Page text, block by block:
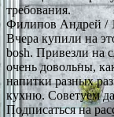
требования.
Филипов Андрей/
Вчера купили на
bosh. Привезли на
очень довольны,
напитки разных
кухню. Советуем
Подписаться на